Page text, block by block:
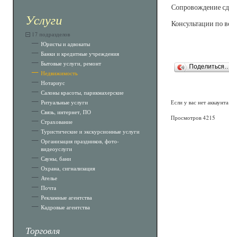
Услуги
17 подразделов
Юристы и адвокаты
Банки и кредитные учреждения
Бытовые услуги, ремонт
Недвижимость
Нотариус
Салоны красоты, парикмахерские
Ритуальные услуги
Связь, интернет, ПО
Страхование
Туристические и экскурсионные услуги
Организация праздников, фото-
видеоуслуги
Сауны, бани
Охрана, сигнализация
Ателье
Почта
Рекламные агентства
Кадровые агентства
Торговля
Сопровождение
Консультации по
Если у вас нет
Просмотров 4215